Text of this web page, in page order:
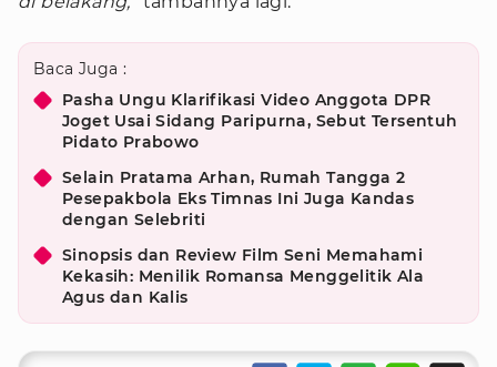
Baca Juga :
Pasha Ungu Klarifikasi Video Anggota DPR
Joget Usai Sidang Paripurna, Sebut Tersentuh
Pidato Prabowo
Selain Pratama Arhan, Rumah Tangga 2
Pesepakbola Eks Timnas Ini Juga Kandas
dengan Selebriti
Sinopsis dan Review Film Seni Memahami
Kekasih: Menilik Romansa Menggelitik Ala
Agus dan Kalis